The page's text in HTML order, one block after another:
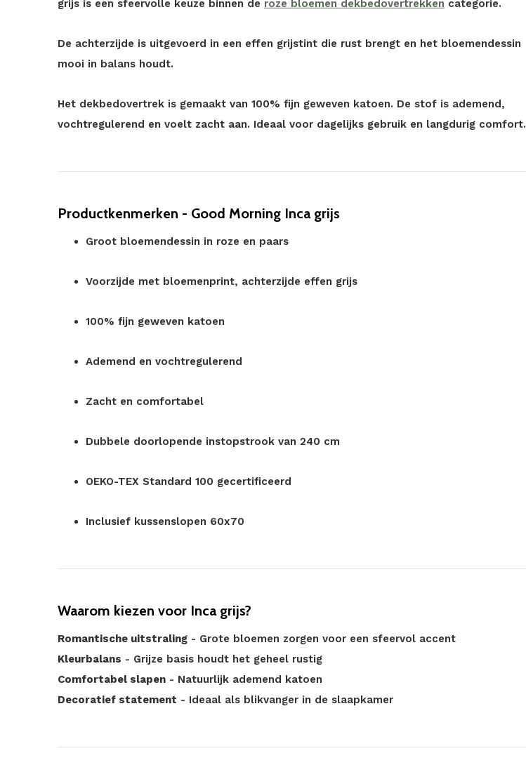
grijs is een sfeervolle keuze binnen de roze bloemen dekbedovertrekken categorie.
De achterzijde is uitgevoerd in een effen grijstint die rust brengt en het bloemendessin
mooi in balans houdt.
Het dekbedovertrek is gemaakt van 100% fijn geweven katoen. De stof is ademend,
vochtregulerend en voelt zacht aan. Ideaal voor dagelijks gebruik en langdurig comfort.
Productkenmerken - Good Morning Inca grijs
Groot bloemendessin in roze en paars
Voorzijde met bloemenprint, achterzijde effen grijs
100% fijn geweven katoen
Ademend en vochtregulerend
Zacht en comfortabel
Dubbele doorlopende instopstrook van 240 cm
OEKO-TEX Standard 100 gecertificeerd
Inclusief kussenslopen 60x70
Waarom kiezen voor Inca grijs?
Romantische uitstraling - Grote bloemen zorgen voor een sfeervol accent
Kleurbalans - Grijze basis houdt het geheel rustig
Comfortabel slapen - Natuurlijk ademend katoen
Decoratief statement - Ideaal als blikvanger in de slaapkamer